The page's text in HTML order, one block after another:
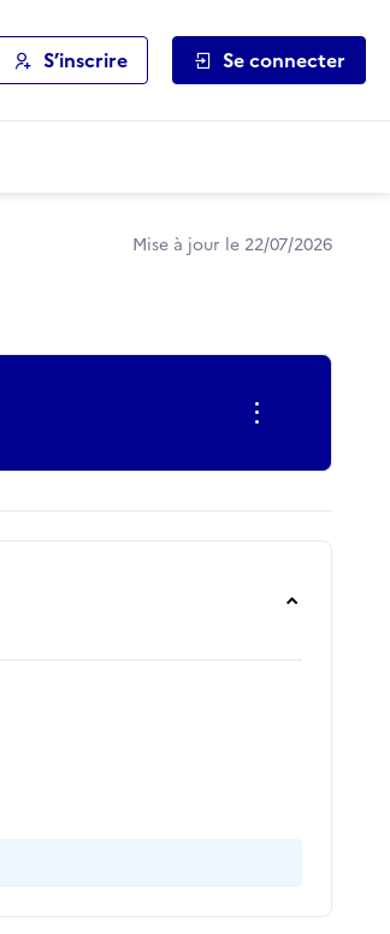
S’inscrire Se connecter
Mise à jour le 22/07/2026